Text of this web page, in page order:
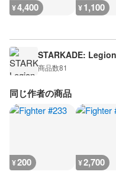
¥4,400 ¥1,100
STARKADE: Legion
商品数81
同じ作者の商品
¥200 ¥2,700